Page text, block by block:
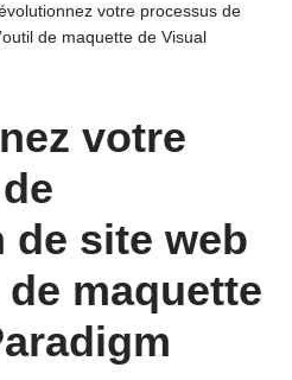
votre processus de
de maquette de Visual
votre
site web
maquette